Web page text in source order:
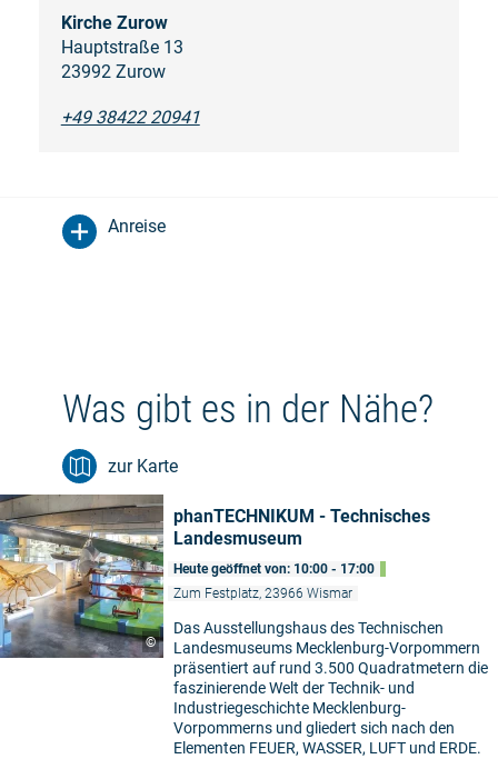
Kirche Zurow
Hauptstraße 13
23992 Zurow
+49 38422 20941
Anreise
Was gibt es in der Nähe?
zur Karte
©
phanTECHNIKUM - Technisches
Landesmuseum
Heute geöffnet von: 10:00 - 17:00
Zum Festplatz, 23966 Wismar
Das Ausstellungshaus des Technischen
Landesmuseums Mecklenburg-Vorpommern
präsentiert auf rund 3.500 Quadratmetern die
faszinierende Welt der Technik- und
Industriegeschichte Mecklenburg-
Vorpommerns und gliedert sich nach den
Elementen FEUER, WASSER, LUFT und ERDE.